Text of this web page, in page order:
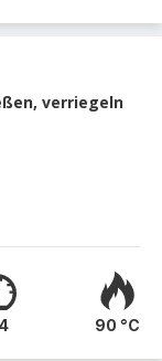
verriegeln
90 °C